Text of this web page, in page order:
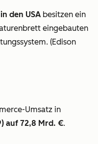
den USA besitzen ein
eingebauten
(Edison
Umsatz in
auf 72,8 Mrd. €.